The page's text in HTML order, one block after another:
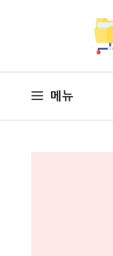
메뉴